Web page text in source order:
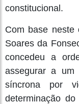
constitucional.
Com base neste
Soares da
concedeu a
assegurar a
síncrona por
determinação